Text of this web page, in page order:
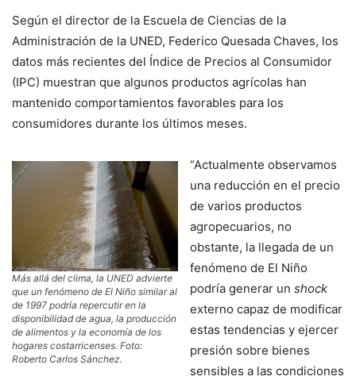
Según el director de la Escuela de Ciencias de la
Administración de la UNED, Federico Quesada Chaves, los
datos más recientes del Índice de Precios al Consumidor
(IPC) muestran que algunos productos agrícolas han
mantenido comportamientos favorables para los
consumidores durante los últimos meses.
Más allá del clima, la UNED advierte
que un fenómeno de El Niño similar al
de 1997 podría repercutir en la
disponibilidad de agua, la producción
de alimentos y la economía de los
hogares costarricenses. Foto:
Roberto Carlos Sánchez.
“Actualmente observamos
una reducción en el precio
de varios productos
agropecuarios, no
obstante, la llegada de un
fenómeno de El Niño
podría generar un shock
externo capaz de modificar
estas tendencias y ejercer
presión sobre bienes
sensibles a las condiciones